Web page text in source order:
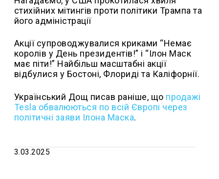
стихійних мітингів проти політики Трампа та
його адміністрації
Акції супроводжувалися криками “Немає
королів у День президентів!” і “Ілон Маск
має піти!” Найбільш масштабні акції
відбулися у Бостоні, Флориді та Каліфорнії.
Український Дощ писав раніше, що продажі
Tesla обвалюються по всій Європі через
політичні заяви Ілона Маска.
3.03.2025